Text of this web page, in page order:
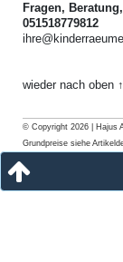
Fragen,
051518779812
wieder nach oben ↑
© Copyright 2026 | Hajus
Grundpreise siehe